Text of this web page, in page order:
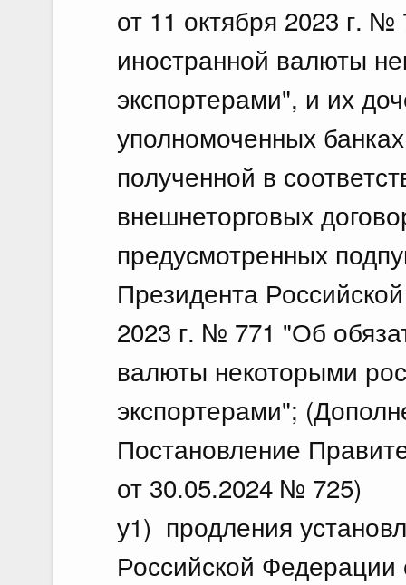
от 11 октября 2023 г.
иностранной валюты
экспортерами", и их
уполномоченных
полученной в
внешнеторговых
предусмотренных
Президента
2023 г. № 771 "Об
валюты некоторыми
экспортерами";
Постановление
от 30.05.2024 № 725)
у1) продления
Российской Федерации